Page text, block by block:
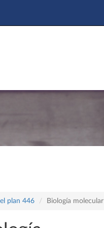
plan 446 Biología molecular